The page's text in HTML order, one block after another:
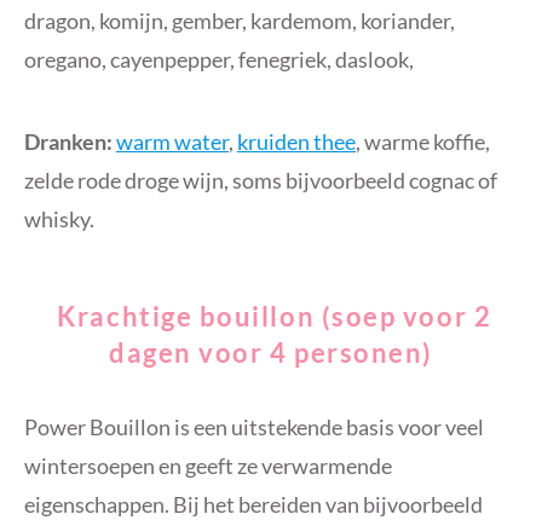
dragon, komijn, gember, kardemom, koriander,
oregano, cayenpepper, fenegriek, daslook,
Dranken:warm water, kruiden thee, warme koffie,
zelde rode droge wijn, soms bijvoorbeeld cognac of
whisky.
Krachtige bouillon (soep voor 2
dagen voor 4 personen)
Power Bouillon is een uitstekende basis voor veel
wintersoepen en geeft ze verwarmende
eigenschappen. Bij het bereiden van bijvoorbeeld